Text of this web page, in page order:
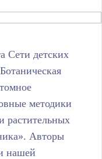
Сети детских
методики
растительных
Авторы
нашей